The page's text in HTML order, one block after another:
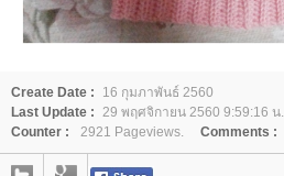
Create Date :
16 กุมภาพันธ์ 2560
Last Update : 29 พฤศจิกายน 2560 9:59:16 น.
Counter :
2921 Pageviews. Comments :